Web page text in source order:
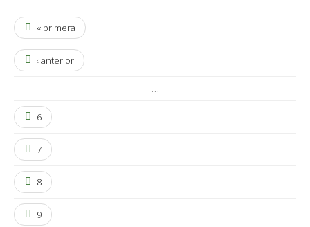
« primera
‹ anterior
…
6
7
8
9